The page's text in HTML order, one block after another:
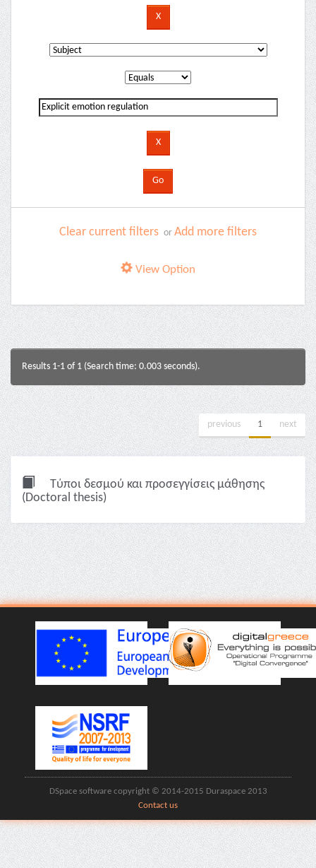
Clear current filters or Add more filters
View Option
Results 1-1 of 1 (Search time: 0.003 seconds).
previous 1 next
Τύποι δεσμού και προσεγγίσεις μάθησης
(Doctoral thesis)
DSpace software copyright © 2014-2015 Duraspace 2013
Contact us